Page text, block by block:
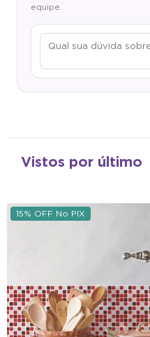
equipe.
Vistos por último
15% OFF No PIX